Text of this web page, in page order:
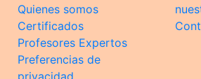
Quienes somos
Certificados
Profesores Expertos
Preferencias de
privacidad